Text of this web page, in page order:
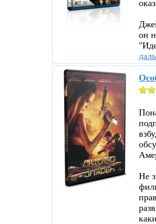
он
Не